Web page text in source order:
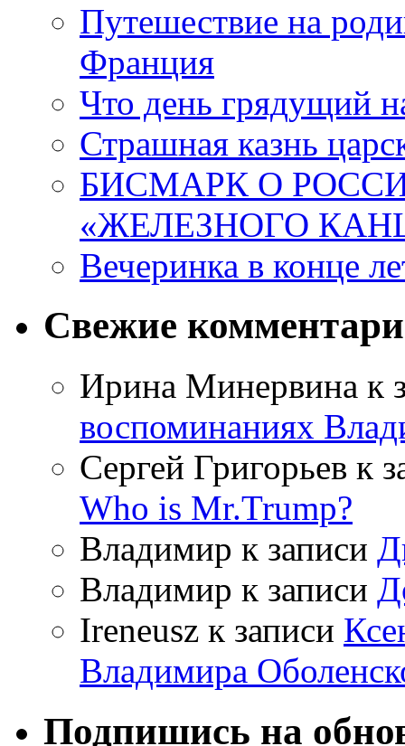
Путешествие на
Франция
Что день грядущий
Страшная казнь
БИСМАРК О
«ЖЕЛЕЗНОГО
Вечеринка в конце
Свежие
Ирина Минервина к
воспоминаниях
Сергей Григорьев к
Who is Mr.Trump?
Владимир к записи
Владимир к записи
Ireneusz к записи
Владимира
Подпишись на